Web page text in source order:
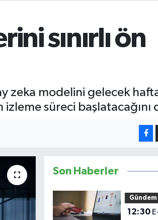
sınırlı ön
zeka modelini gelecek
süreci başlatacağını
Son Haberler
Gündem
12:30E-ihracatta yaklaşık 20